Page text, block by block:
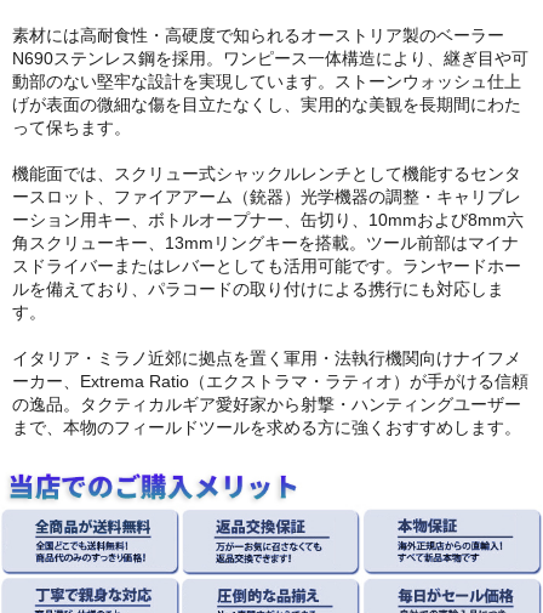
素材には高耐食性・高硬度で知られるオーストリア製のベーラー
N690ステンレス鋼を採用。ワンピース一体構造により、継ぎ目や可
動部のない堅牢な設計を実現しています。ストーンウォッシュ仕上
げが表面の微細な傷を目立たなくし、実用的な美観を長期間にわた
って保ちます。
機能面では、スクリュー式シャックルレンチとして機能するセンタ
ースロット、ファイアアーム（銃器）光学機器の調整・キャリブレ
ーション用キー、ボトルオープナー、缶切り、10mmおよび8mm六
角スクリューキー、13mmリングキーを搭載。ツール前部はマイナ
スドライバーまたはレバーとしても活用可能です。ランヤードホー
ルを備えており、パラコードの取り付けによる携行にも対応しま
す。
イタリア・ミラノ近郊に拠点を置く軍用・法執行機関向けナイフメ
ーカー、Extrema Ratio（エクストラマ・ラティオ）が手がける信頼
の逸品。タクティカルギア愛好家から射撃・ハンティングユーザー
まで、本物のフィールドツールを求める方に強くおすすめします。